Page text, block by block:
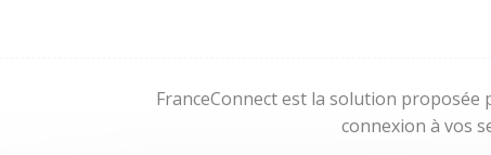
FranceConnect est la solution
connexion à vos